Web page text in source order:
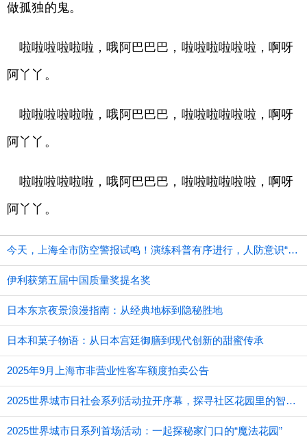
做孤独的鬼。
啦啦啦啦啦啦，哦阿巴巴巴，啦啦啦啦啦啦，啊呀
阿丫丫。
啦啦啦啦啦啦，哦阿巴巴巴，啦啦啦啦啦啦，啊呀
阿丫丫。
啦啦啦啦啦啦，哦阿巴巴巴，啦啦啦啦啦啦，啊呀
阿丫丫。
今天，上海全市防空警报试鸣！演练科普有序进行，人防意识“声入人心”
伊利获第五届中国质量奖提名奖
日本东京夜景浪漫指南：从经典地标到隐秘胜地
日本和菓子物语：从日本宫廷御膳到现代创新的甜蜜传承
2025年9月上海市非营业性客车额度拍卖公告
2025世界城市日社会系列活动拉开序幕，探寻社区花园里的智慧应用
2025世界城市日系列首场活动：一起探秘家门口的“魔法花园”